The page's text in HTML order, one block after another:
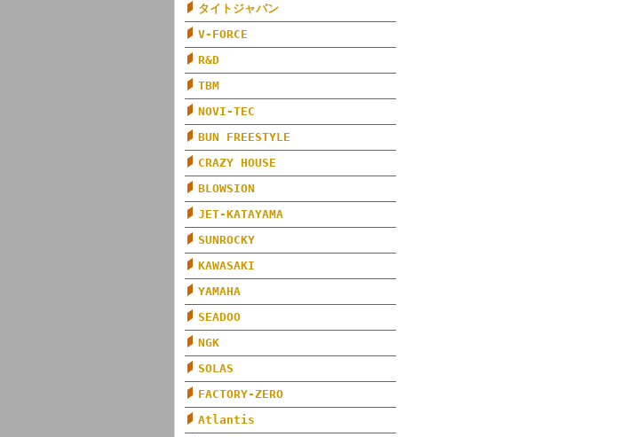
タイトジャパン
V-FORCE
R&D
TBM
NOVI-TEC
BUN FREESTYLE
CRAZY HOUSE
BLOWSION
JET-KATAYAMA
SUNROCKY
KAWASAKI
YAMAHA
SEADOO
NGK
SOLAS
FACTORY-ZERO
Atlantis